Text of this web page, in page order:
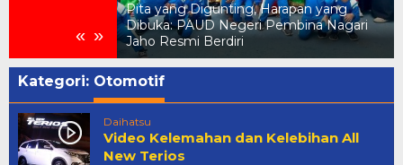
« »
Daerah
Pita yang Digunting, Harapan yang
Dibuka: PAUD Negeri Pembina Nagari
Jaho Resmi Berdiri
Kategori: Otomotif
Daihatsu
Video Kelemahan dan Kelebihan All
New Terios